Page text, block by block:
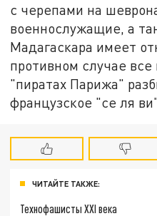
с черепами на
военнослужащие, а
Мадагаскара имеет
противном случае
"пиратах Парижа"
французское "се ля
ЧИТАЙТЕ ТАКЖЕ:
Технофашисты XXI века